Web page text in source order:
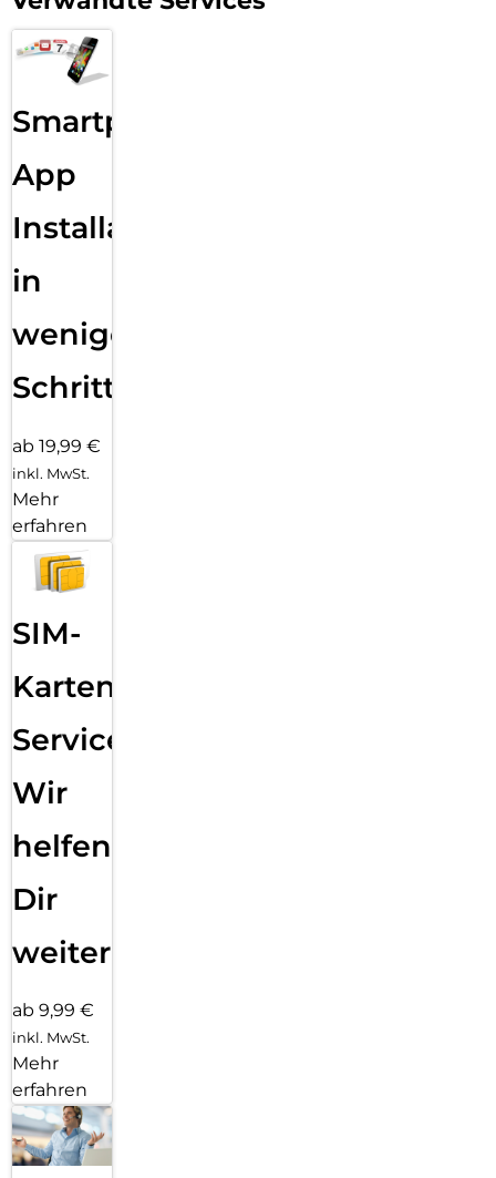
Smartphone
App
Installation
in
wenigen
Schritten
ab 19,99 €
inkl. MwSt.
Mehr
erfahren
SIM-
Karten
Service:
Wir
helfen
Dir
weiter
ab 9,99 €
inkl. MwSt.
Mehr
erfahren